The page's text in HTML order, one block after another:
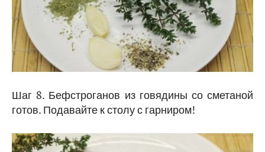
Шаг 8. Бефстроганов из говядины со сметаной
готов. Подавайте к столу с гарниром!